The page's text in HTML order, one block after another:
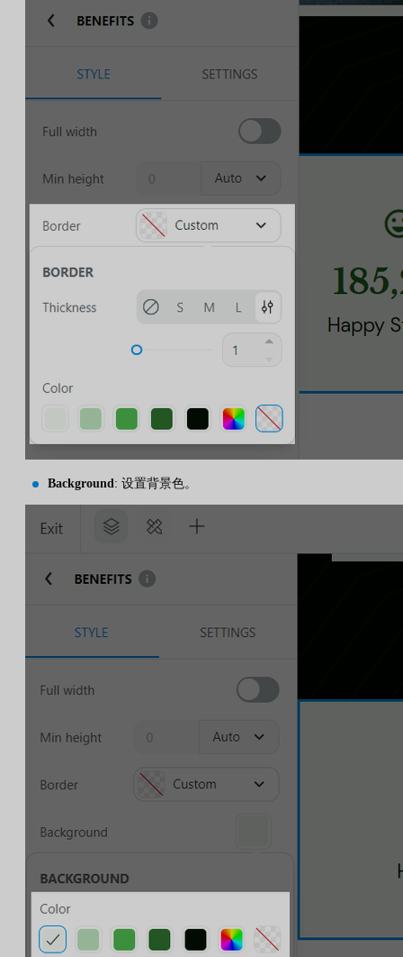
Background: 设置背景色。